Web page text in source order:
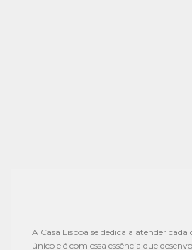
A Casa Lisboa se dedica a atender cada
único e é com essa essência que